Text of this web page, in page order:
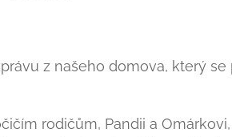
z našeho domova, který se
rodičům, Pandii a